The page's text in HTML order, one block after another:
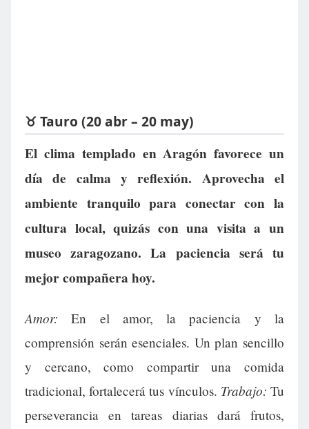
♉ Tauro (20 abr – 20 may)
El clima templado en Aragón favorece un
día de calma y reflexión. Aprovecha el
ambiente tranquilo para conectar con la
cultura local, quizás con una visita a un
museo zaragozano. La paciencia será tu
mejor compañera hoy.
Amor: En el amor, la paciencia y la
comprensión serán esenciales. Un plan sencillo
y cercano, como compartir una comida
tradicional, fortalecerá tus vínculos. Trabajo: Tu
perseverancia en tareas diarias dará frutos,